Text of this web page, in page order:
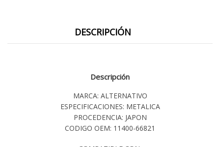
DESCRIPCIÓN
Descripción
MARCA: ALTERNATIVO
ESPECIFICACIONES: METALICA
PROCEDENCIA: JAPON
CODIGO OEM: 11400-66821